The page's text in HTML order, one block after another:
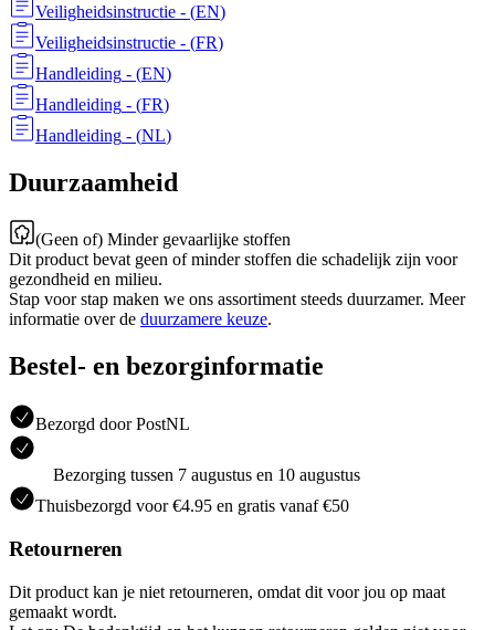
Veiligheidsinstructie - (EN)
Veiligheidsinstructie - (FR)
Handleiding - (EN)
Handleiding - (FR)
Handleiding - (NL)
Duurzaamheid
(Geen of) Minder gevaarlijke stoffen
Dit product bevat geen of minder stoffen die schadelijk zijn voor
gezondheid en milieu.
Stap voor stap maken we ons assortiment steeds duurzamer. Meer
informatie over de duurzamere keuze.
Bestel- en bezorginformatie
Bezorgd door PostNL
Bezorging tussen 7 augustus en 10 augustus
Thuisbezorgd voor €4.95 en gratis vanaf €50
Retourneren
Dit product kan je niet retourneren, omdat dit voor jou op maat
gemaakt wordt.